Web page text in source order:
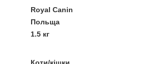
Royal Canin
Польща
1.5 кг
Коти/кішки